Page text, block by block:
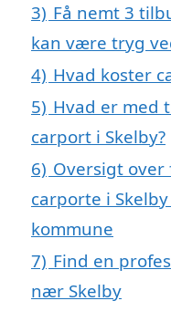
3) Få nemt 3
kan være tryg
4) Hvad koster
5) Hvad er med
carport i Skelby?
6) Oversigt over
carporte i
kommune
7) Find en
nær Skelby